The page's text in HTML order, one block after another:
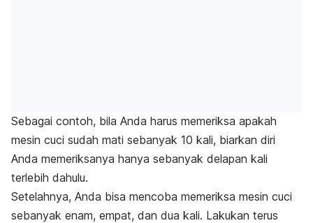
Sebagai contoh, bila Anda harus memeriksa apakah
mesin cuci sudah mati sebanyak 10 kali, biarkan diri
Anda memeriksanya hanya sebanyak delapan kali
terlebih dahulu.
Setelahnya, Anda bisa mencoba memeriksa mesin cuci
sebanyak enam, empat, dan dua kali. Lakukan terus